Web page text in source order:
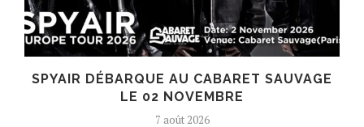
SPYAIR DÉBARQUE AU CABARET SAUVAGE
LE 02 NOVEMBRE
7 août 2026